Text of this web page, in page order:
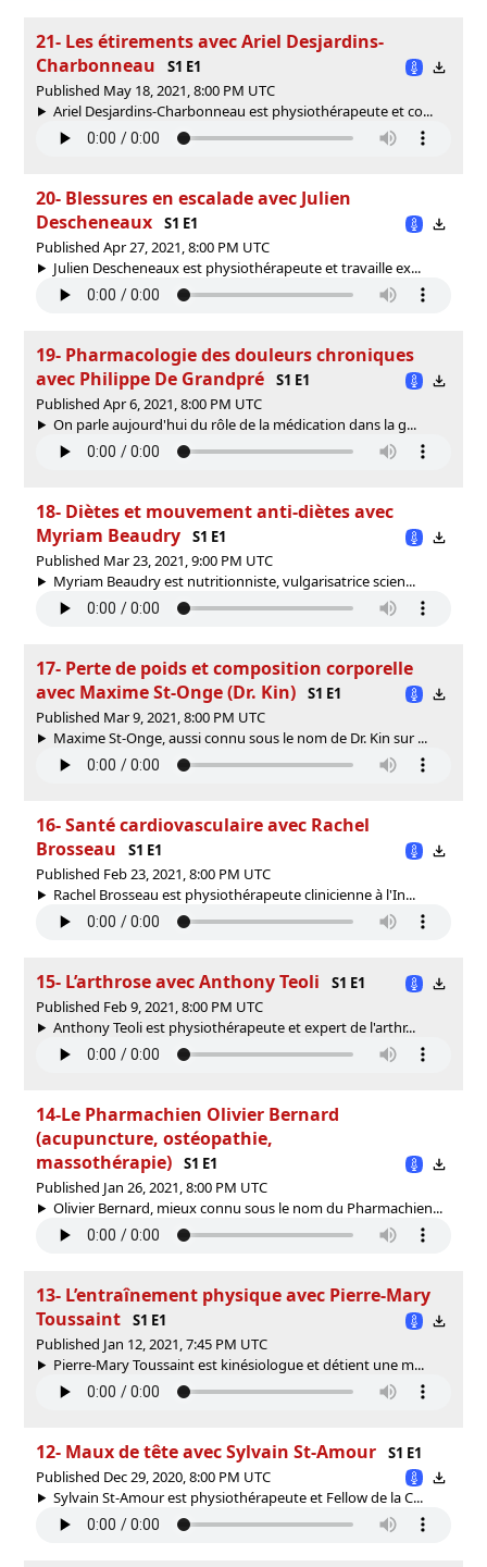
21- Les étirements avec Ariel Desjardins-
Charbonneau
S1 E1
Published May 18, 2021, 8:00 PM UTC
Ariel Desjardins-Charbonneau est physiothérapeute et co...
20- Blessures en escalade avec Julien
Descheneaux
S1 E1
Published Apr 27, 2021, 8:00 PM UTC
Julien Descheneaux est physiothérapeute et travaille ex...
19- Pharmacologie des douleurs chroniques
avec Philippe De Grandpré
S1 E1
Published Apr 6, 2021, 8:00 PM UTC
On parle aujourd'hui du rôle de la médication dans la g...
18- Diètes et mouvement anti-diètes avec
Myriam Beaudry
S1 E1
Published Mar 23, 2021, 9:00 PM UTC
Myriam Beaudry est nutritionniste, vulgarisatrice scien...
17- Perte de poids et composition corporelle
avec Maxime St-Onge (Dr. Kin)
S1 E1
Published Mar 9, 2021, 8:00 PM UTC
Maxime St-Onge, aussi connu sous le nom de Dr. Kin sur ...
16- Santé cardiovasculaire avec Rachel
Brosseau
S1 E1
Published Feb 23, 2021, 8:00 PM UTC
Rachel Brosseau est physiothérapeute clinicienne à l'In...
15- L’arthrose avec Anthony Teoli
S1 E1
Published Feb 9, 2021, 8:00 PM UTC
Anthony Teoli est physiothérapeute et expert de l'arthr...
14-Le Pharmachien Olivier Bernard
(acupuncture, ostéopathie,
massothérapie)
S1 E1
Published Jan 26, 2021, 8:00 PM UTC
Olivier Bernard, mieux connu sous le nom du Pharmachien...
13- L’entraînement physique avec Pierre-Mary
Toussaint
S1 E1
Published Jan 12, 2021, 7:45 PM UTC
Pierre-Mary Toussaint est kinésiologue et détient une m...
12- Maux de tête avec Sylvain St-Amour
S1 E1
Published Dec 29, 2020, 8:00 PM UTC
Sylvain St-Amour est physiothérapeute et Fellow de la C...